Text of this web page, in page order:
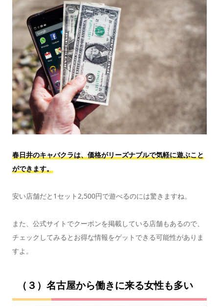
春日井のキャバクラは、価格がリーズナブルで気軽に遊ぶこと
ができます。
安い店舗だと1セット2,500円で遊べるのには驚きますね。
また、公式サイトでクーポンを掲載している店舗もあるので、
チェックしてみるとお得な情報をゲットできる可能性がありま
すよ。
（３）名古屋から働きに来る女性も多い